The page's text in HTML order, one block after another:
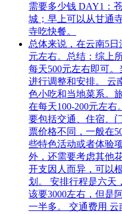
需要多少钱 DAY1：
城；早上可以从甘通
寺吃快餐。
总体来说，在云南5
元左右。总结：综上
每天500元左右即可
进行调整和安排。 云
色小吃和当地菜系。
在每天100-200元左
要包括交通、住宿、
票价格不同，一般在
些特色活动或者体验
外，还需要考虑其他
开支因人而异，可以
划。 安排行程是六天
该要3000左右，但是
一半多。 交通费用